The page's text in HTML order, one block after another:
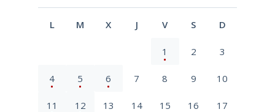
L M X J V S D
1 2 3
4 5 6 7 8 9 10
11 12 13 14 15 16 17